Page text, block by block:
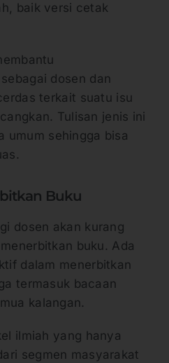
baik versi cetak
dosen dan
terkait suatu isu
Tulisan jenis ini
umum sehingga bisa
Buku
dosen akan kurang
buku. Ada
dalam menerbitkan
termasuk bacaan
kalangan.
ilmiah yang hanya
segmen masyarakat